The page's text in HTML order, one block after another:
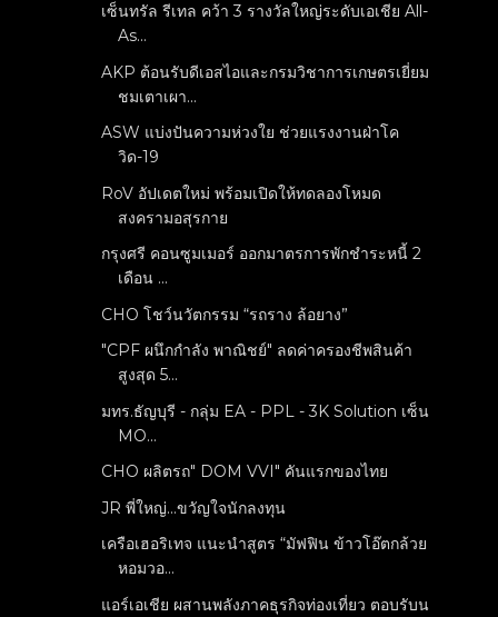
เซ็นทรัล รีเทล คว้า 3 รางวัลใหญ่ระดับเอเชีย All-
As...
AKP ต้อนรับดีเอสไอและกรมวิชาการเกษตรเยี่ยม
ชมเตาเผา...
ASW แบ่งปันความห่วงใย ช่วยแรงงานฝ่าโค
วิด-19
RoV อัปเดตใหม่ พร้อมเปิดให้ทดลองโหมด
สงครามอสุรกาย
กรุงศรี คอนซูมเมอร์ ออกมาตรการพักชำระหนี้ 2
เดือน ...
CHO โชว์นวัตกรรม “รถราง ล้อยาง”
"CPF ผนึกกำลัง พาณิชย์" ลดค่าครองชีพสินค้า
สูงสุด 5...
มทร.ธัญบุรี - กลุ่ม EA - PPL - 3K Solution เซ็น
MO...
CHO ผลิตรถ" DOM VVI" คันแรกของไทย
JR พี่ใหญ่...ขวัญใจนักลงทุน
เครือเฮอริเทจ แนะนำสูตร “มัฟฟิน ข้าวโอ๊ตกล้วย
หอมวอ...
แอร์เอเชีย ผสานพลังภาคธุรกิจท่องเที่ยว ตอบรับน